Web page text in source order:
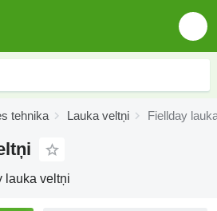
tehnika Lauka veltņi Fiellday
lauka veltņi